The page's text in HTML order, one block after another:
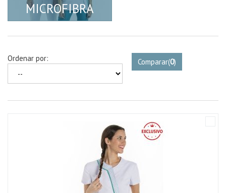
MICROFIBRA
Ordenar por: Comparar(0)